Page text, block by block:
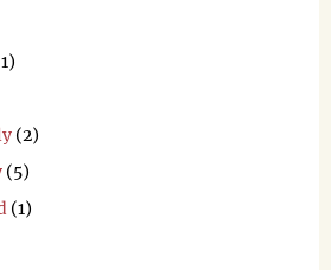
(2)
(5)
(1)